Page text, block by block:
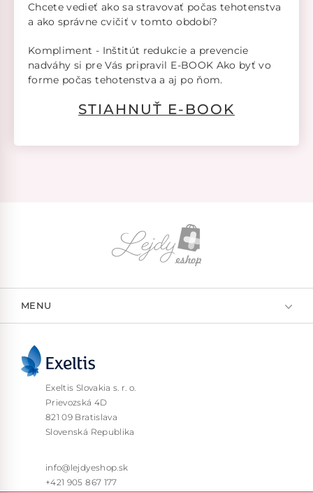
Chcete vedieť ako sa stravovať počas tehotenstva
a ako správne cvičiť v tomto období?
Kompliment - Inštitút redukcie a prevencie
nadváhy si pre Vás pripravil E-BOOK Ako byť vo
forme počas tehotenstva a aj po ňom.
STIAHNUŤ E-BOOK
MENU
Exeltis Slovakia s. r. o.
Prievozská 4D
821 09 Bratislava
Slovenská Republika
info@lejdyeshop.sk
+421 905 867 177